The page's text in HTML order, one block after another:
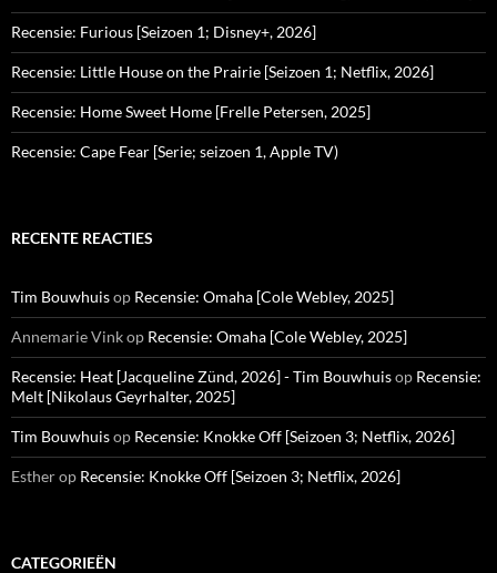
Recensie: Furious [Seizoen 1; Disney+, 2026]
Recensie: Little House on the Prairie [Seizoen 1; Netflix, 2026]
Recensie: Home Sweet Home [Frelle Petersen, 2025]
Recensie: Cape Fear [Serie; seizoen 1, Apple TV)
RECENTE REACTIES
Tim Bouwhuisop Recensie: Omaha [Cole Webley, 2025]
Annemarie Vinkop Recensie: Omaha [Cole Webley, 2025]
Recensie: Heat [Jacqueline Zünd, 2026] - Tim Bouwhuisop Recensie:
Melt [Nikolaus Geyrhalter, 2025]
Tim Bouwhuisop Recensie: Knokke Off [Seizoen 3; Netflix, 2026]
Estherop Recensie: Knokke Off [Seizoen 3; Netflix, 2026]
CATEGORIEËN